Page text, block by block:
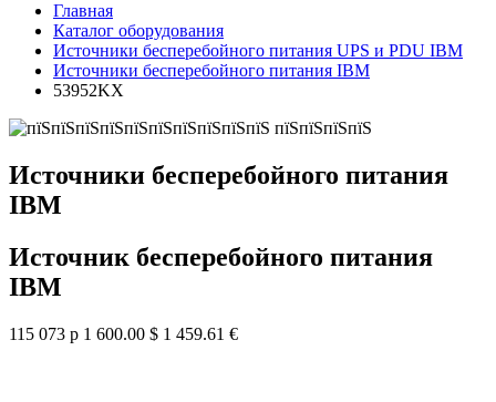
Главная
Каталог оборудования
Источники бесперебойного питания UPS и PDU IBM
Источники бесперебойного питания IBM
53952KX
Источники бесперебойного питания
IBM
Источник бесперебойного питания
IBM
115 073 р 1 600.00 $ 1 459.61 €